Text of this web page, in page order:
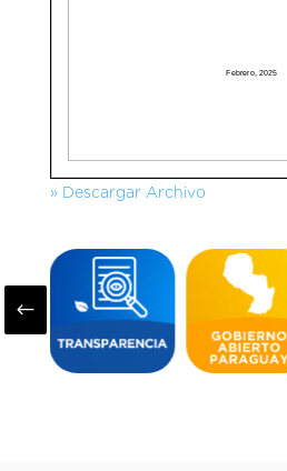
» Descargar Archivo
#